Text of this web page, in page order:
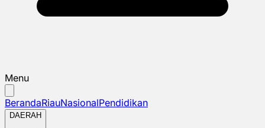
Menu
BerandaRiauNasionalPendidikan
DAERAH